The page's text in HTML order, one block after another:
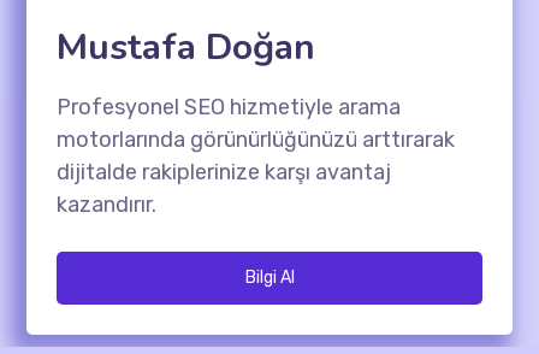
Mustafa Doğan
Profesyonel SEO hizmetiyle arama
motorlarında görünürlüğünüzü arttırarak
dijitalde rakiplerinize karşı avantaj
kazandırır.
Bilgi Al